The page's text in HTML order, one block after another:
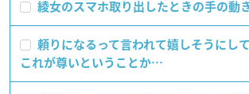
綾女のスマホ取り出したときの手の動
頼りになるって言われて嬉しそうにし
これが尊いということか…